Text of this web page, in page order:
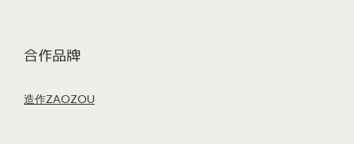
合作品牌
造作ZAOZOU